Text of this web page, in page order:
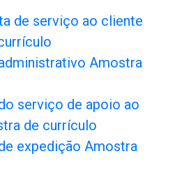
de serviço ao cliente
Amostra
serviço de apoio ao
de currículo
expedição Amostra